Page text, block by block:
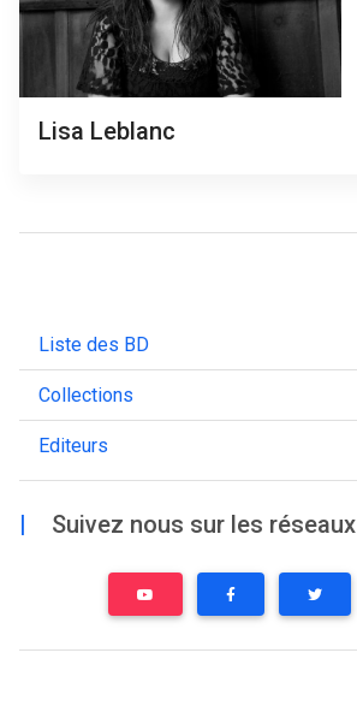
Lisa Leblanc
Liste des BD
Collections
Editeurs
| Suivez nous sur les réseaux